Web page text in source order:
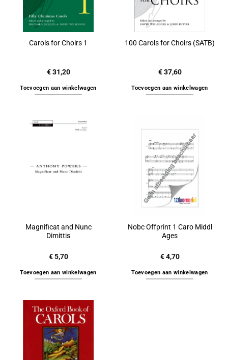
Carols for Choirs 1
€31,20
Toevoegen aan winkelwagen
100 Carols for Choirs (SATB)
€37,60
Toevoegen aan winkelwagen
Magnificat and Nunc
Dimittis
€5,70
Toevoegen aan winkelwagen
Nobc Offprint 1 Caro Middl
Ages
€4,70
Toevoegen aan winkelwagen